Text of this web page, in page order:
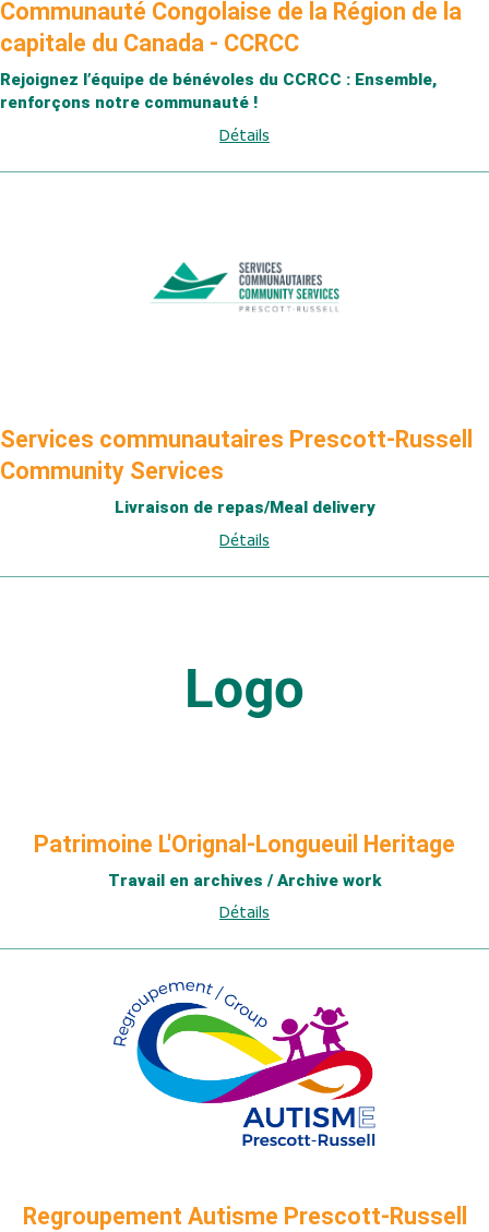
Communauté Congolaise de la Région de la
capitale du Canada - CCRCC
Rejoignez l’équipe de bénévoles du CCRCC : Ensemble,
renforçons notre communauté !
Détails
Services communautaires Prescott-Russell
Community Services
Livraison de repas/Meal delivery
Détails
Patrimoine L'Orignal-Longueuil Heritage
Travail en archives / Archive work
Détails
Regroupement Autisme Prescott-Russell